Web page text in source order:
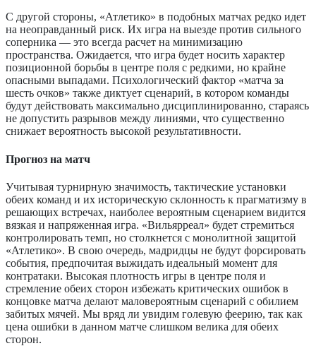
С другой стороны, «Атлетико» в подобных матчах редко идет
на неоправданный риск. Их игра на выезде против сильного
соперника — это всегда расчет на минимизацию
пространства. Ожидается, что игра будет носить характер
позиционной борьбы в центре поля с редкими, но крайне
опасными выпадами. Психологический фактор «матча за
шесть очков» также диктует сценарий, в котором команды
будут действовать максимально дисциплинированно, стараясь
не допустить разрывов между линиями, что существенно
снижает вероятность высокой результативности.
Прогноз на матч
Учитывая турнирную значимость, тактические установки
обеих команд и их историческую склонность к прагматизму в
решающих встречах, наиболее вероятным сценарием видится
вязкая и напряженная игра. «Вильярреал» будет стремиться
контролировать темп, но столкнется с монолитной защитой
«Атлетико». В свою очередь, мадридцы не будут форсировать
события, предпочитая выжидать идеальный момент для
контратаки. Высокая плотность игры в центре поля и
стремление обеих сторон избежать критических ошибок в
концовке матча делают маловероятным сценарий с обилием
забитых мячей. Мы вряд ли увидим голевую феерию, так как
цена ошибки в данном матче слишком велика для обеих
сторон.